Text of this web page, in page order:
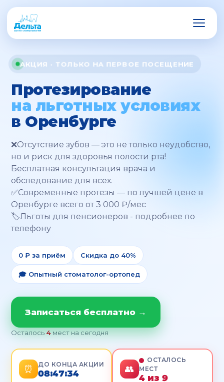
АКЦИЯ · ТОЛЬКО НА ПЕРВОЕ ПОСЕЩЕНИЕ
Протезирование
на льготных условиях
в Оренбурге
❌Отсутствие зубов — это не только неудобство,
но и риск для здоровья полости рта!
Бесплатная консультация врача и
обследование для всех.
✅Современные протезы — по лучшей цене в
Оренбурге всего от 3 000 ₽/мес
🏷️Льготы для пенсионеров - подробнее по
телефону
0 ₽ за приём Скидка до 40%
🎓 Опытный стоматолог-ортопед
Записаться бесплатно →
Осталось 3мест на сегодня
⏰ ДО КОНЦА АКЦИИ
08:47:32 👥
ОСТАЛОСЬ
МЕСТ
3 из 9